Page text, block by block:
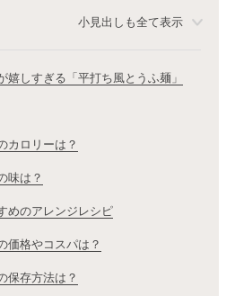
小見出しも全て表示
嬉しすぎる「平打ち風とうふ麺」
カロリーは？
味は？
めのアレンジレシピ
価格やコスパは？
保存方法は？